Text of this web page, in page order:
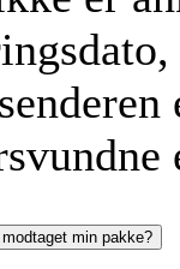
min pakke?